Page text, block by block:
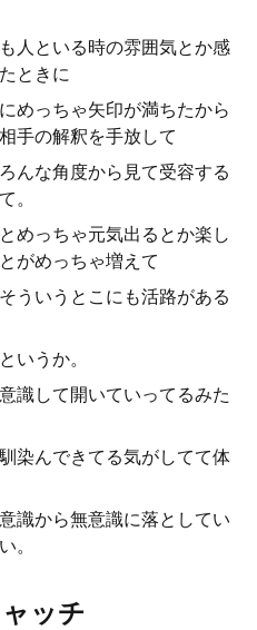
人といる時の雰囲気とか感
ときに
めっちゃ矢印が満ちたから
手の解釈を手放して
んな角度から見て受容する
。
めっちゃ元気出るとか楽し
がめっちゃ増えて
ういうとこにも活路がある
いうか。
識して開いていってるみた
染んできてる気がしてて体
識から無意識に落としてい
。
ッチ